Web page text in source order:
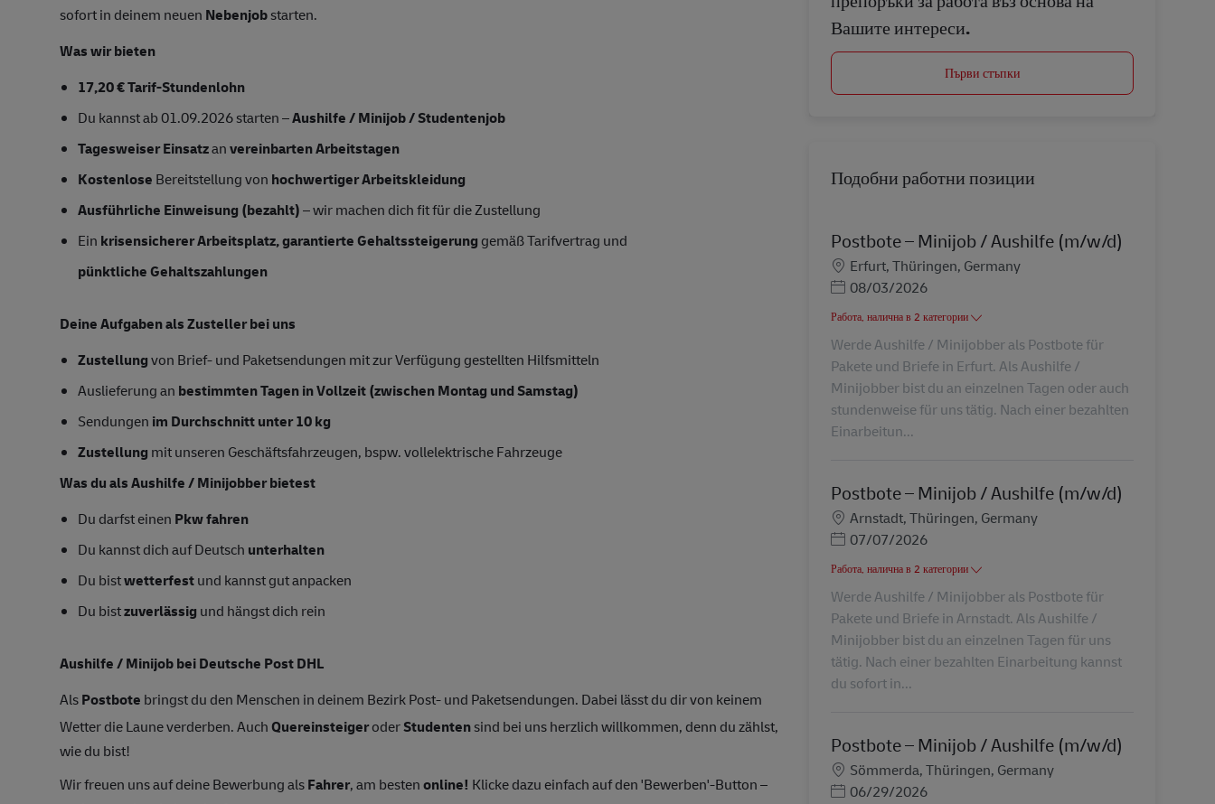
sofort in deinem neuen Nebenjobstarten.
Was wir bieten
17,20 € Tarif-Stundenlohn
Du kannst ab 01.09.2026 starten –Aushilfe / Minijob / Studentenjob
Tagesweiser Einsatzanvereinbarten Arbeitstagen
Kostenlose Bereitstellung von hochwertiger Arbeitskleidung
Ausführliche Einweisung (bezahlt)– wir machen dich fit für die Zustellung
Ein krisensicherer Arbeitsplatz, garantierte Gehaltssteigerung gemäß Tarifvertrag und
pünktliche Gehaltszahlungen
Deine Aufgaben als Zusteller bei uns
Zustellungvon Brief- und Paketsendungen mit zur Verfügung gestellten Hilfsmitteln
Auslieferung an bestimmten Tagen in Vollzeit(zwischen Montag und Samstag)
Sendungen im Durchschnitt unter 10 kg
Zustellung mit unseren Geschäftsfahrzeugen, bspw. vollelektrische Fahrzeuge
Was du als Aushilfe / Minijobber bietest
Du darfst einen Pkw fahren
Du kannst dich auf Deutsch unterhalten
Du bistwetterfestund kannst gut anpacken
Du bistzuverlässig und hängst dich rein
Aushilfe / Minijob bei Deutsche Post DHL
AlsPostbote bringst du den Menschen in deinem Bezirk Post- und Paketsendungen. Dabei lässt du dir von keinem
Wetter die Laune verderben. AuchQuereinsteigeroderStudentensind bei uns herzlich willkommen, denn du zählst,
wie du bist!
Wir freuen uns auf deine Bewerbung alsFahrer, am bestenonline! Klicke dazu einfach auf den 'Bewerben'-Button –
Вашите интереси.
Първи стъпки
Подобни работни позиции
Postbote – Minijob / Aushilfe (m/w/d)
Местоположение
Erfurt, Thüringen, Germany
Posted Date
08/03/2026
Работа, налична в 2 категории
Werde Aushilfe / Minijobber als Postbote für
Pakete und Briefe in Erfurt. Als Aushilfe /
Minijobber bist du an einzelnen Tagen oder auch
stundenweise für uns tätig. Nach einer bezahlten
Einarbeitun...
Postbote – Minijob / Aushilfe (m/w/d)
Местоположение
Arnstadt, Thüringen, Germany
Posted Date
07/07/2026
Работа, налична в 2 категории
Werde Aushilfe / Minijobber als Postbote für
Pakete und Briefe in Arnstadt. Als Aushilfe /
Minijobber bist du an einzelnen Tagen für uns
tätig. Nach einer bezahlten Einarbeitung kannst
du sofort in...
Postbote – Minijob / Aushilfe (m/w/d)
Местоположение
Sömmerda, Thüringen, Germany
Posted Date
06/29/2026